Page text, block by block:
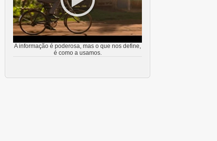
A informação é poderosa, mas o que nos define,
é como a usamos.